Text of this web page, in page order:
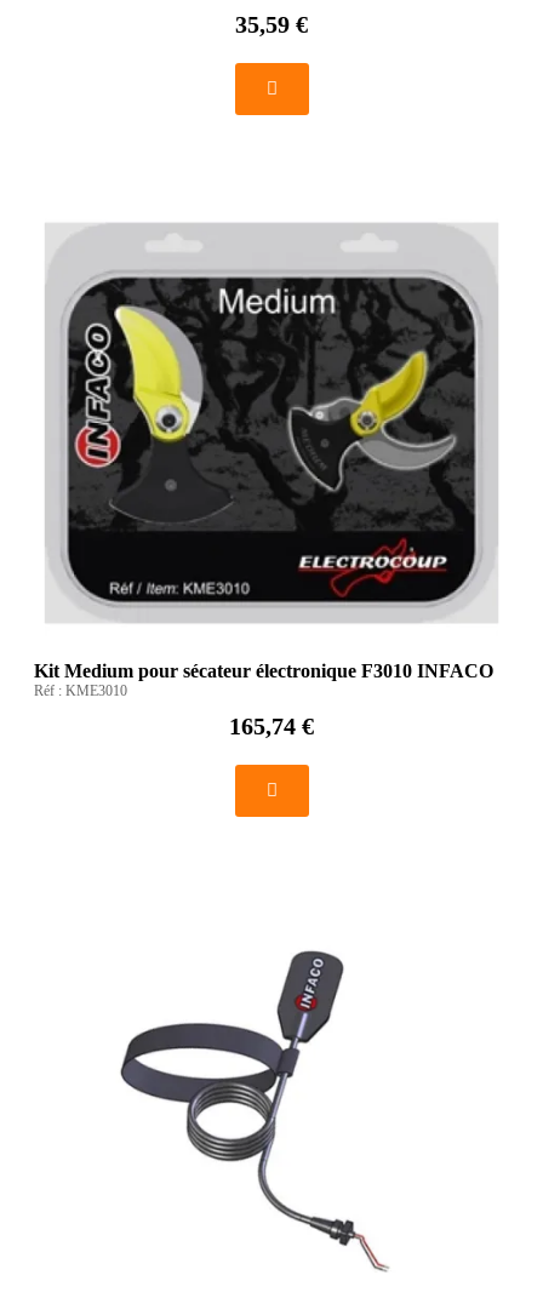
35,59 €
Kit Medium pour sécateur électronique F3010 INFACO
Réf : KME3010
165,74 €